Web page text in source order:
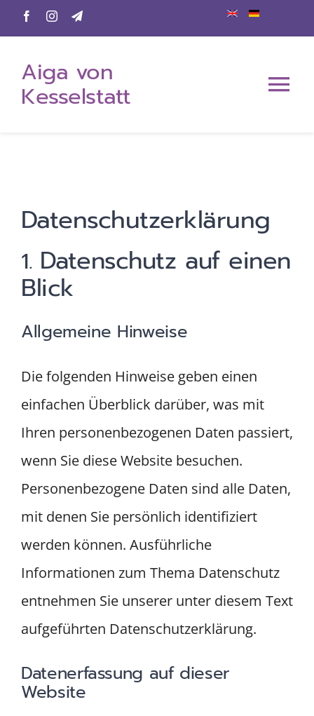
Zum
Inhalt
springen
Aiga von
Kesselstatt
Mein Angebot
Events
Räumlichkeiten
Kontakt
Datenschutz­erklärung
1. Datenschutz auf einen
Blick
Allgemeine Hinweise
Die folgenden Hinweise geben einen
einfachen Überblick darüber, was mit
Ihren personenbezogenen Daten passiert,
wenn Sie diese Website besuchen.
Personenbezogene Daten sind alle Daten,
mit denen Sie persönlich identifiziert
werden können. Ausführliche
Informationen zum Thema Datenschutz
entnehmen Sie unserer unter diesem Text
aufgeführten Datenschutzerklärung.
Datenerfassung auf dieser
Website